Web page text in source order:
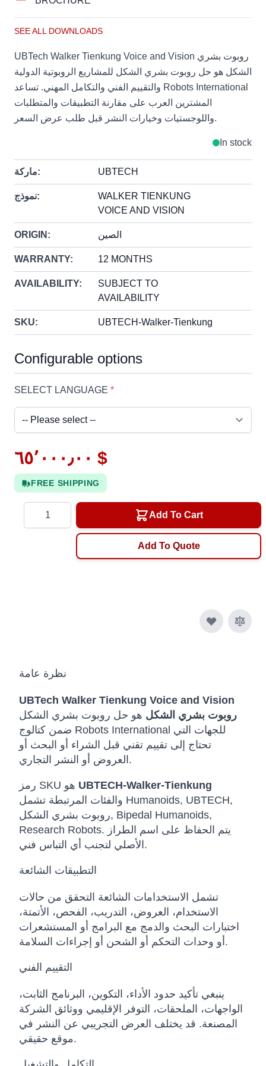
SEE ALL DOWNLOADS
UBTech Walker Tienkung Voice and Vision روبوت بشري
الشكل هو حل روبوت بشري الشكل للمشاريع الروبوتية الدولية
والتقييم الفني والتكامل المهني. تساعد Robots International
المشترين العرب على مقارنة التطبيقات والمتطلبات
واللوجستيات وخيارات النشر قبل طلب عرض السعر.
In stock
ماركة: UBTECH
نموذج:
WALKER TIENKUNG
VOICE AND VISION
ORIGIN: الصين
WARRANTY: 12 MONTHS
AVAILABILITY:
SUBJECT TO
AVAILABILITY
SKU: UBTECH-Walker-Tienkung
Configurable options
SELECT LANGUAGE *
٦٥٬٠٠٠٫٠٠ $
FREE SHIPPING
Add To Cart
Add To Quote
نظرة عامة
UBTech Walker Tienkung Voice and Vision
روبوت بشري الشكل هو حل روبوت بشري الشكل
ضمن كتالوج Robots International للجهات التي
تحتاج إلى تقييم تقني قبل الشراء أو البحث أو
العروض أو النشر التجاري.
UBTECH-Walker-Tienkung
والفئات المرتبطة تشمل Humanoids, UBTECH,
روبوت بشري الشكل, Bipedal Humanoids,
Research Robots. يتم الحفاظ على اسم الطراز
الأصلي لتجنب أي التباس فني.
التطبيقات الشائعة
تشمل الاستخدامات الشائعة التحقق من حالات
الاستخدام، العروض، التدريب، الفحص، الأتمتة،
اختبارات البحث والدمج مع البرامج أو المستشعرات
أو وحدات التحكم أو الشحن أو إجراءات السلامة.
التقييم الفني
ينبغي تأكيد حدود الأداء، التكوين، البرنامج الثابت،
الواجهات، الملحقات، التوفر الإقليمي ووثائق الشركة
المصنعة. قد يختلف العرض التجريبي عن النشر في
موقع حقيقي.